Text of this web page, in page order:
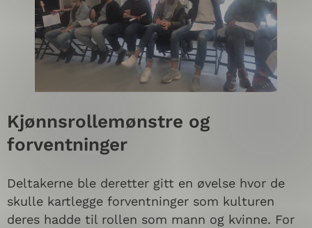
Kjønnsrollemønstre og
forventninger
Deltakerne ble deretter gitt en øvelse hvor de
skulle kartlegge forventninger som kulturen
deres hadde til rollen som mann og kvinne. For